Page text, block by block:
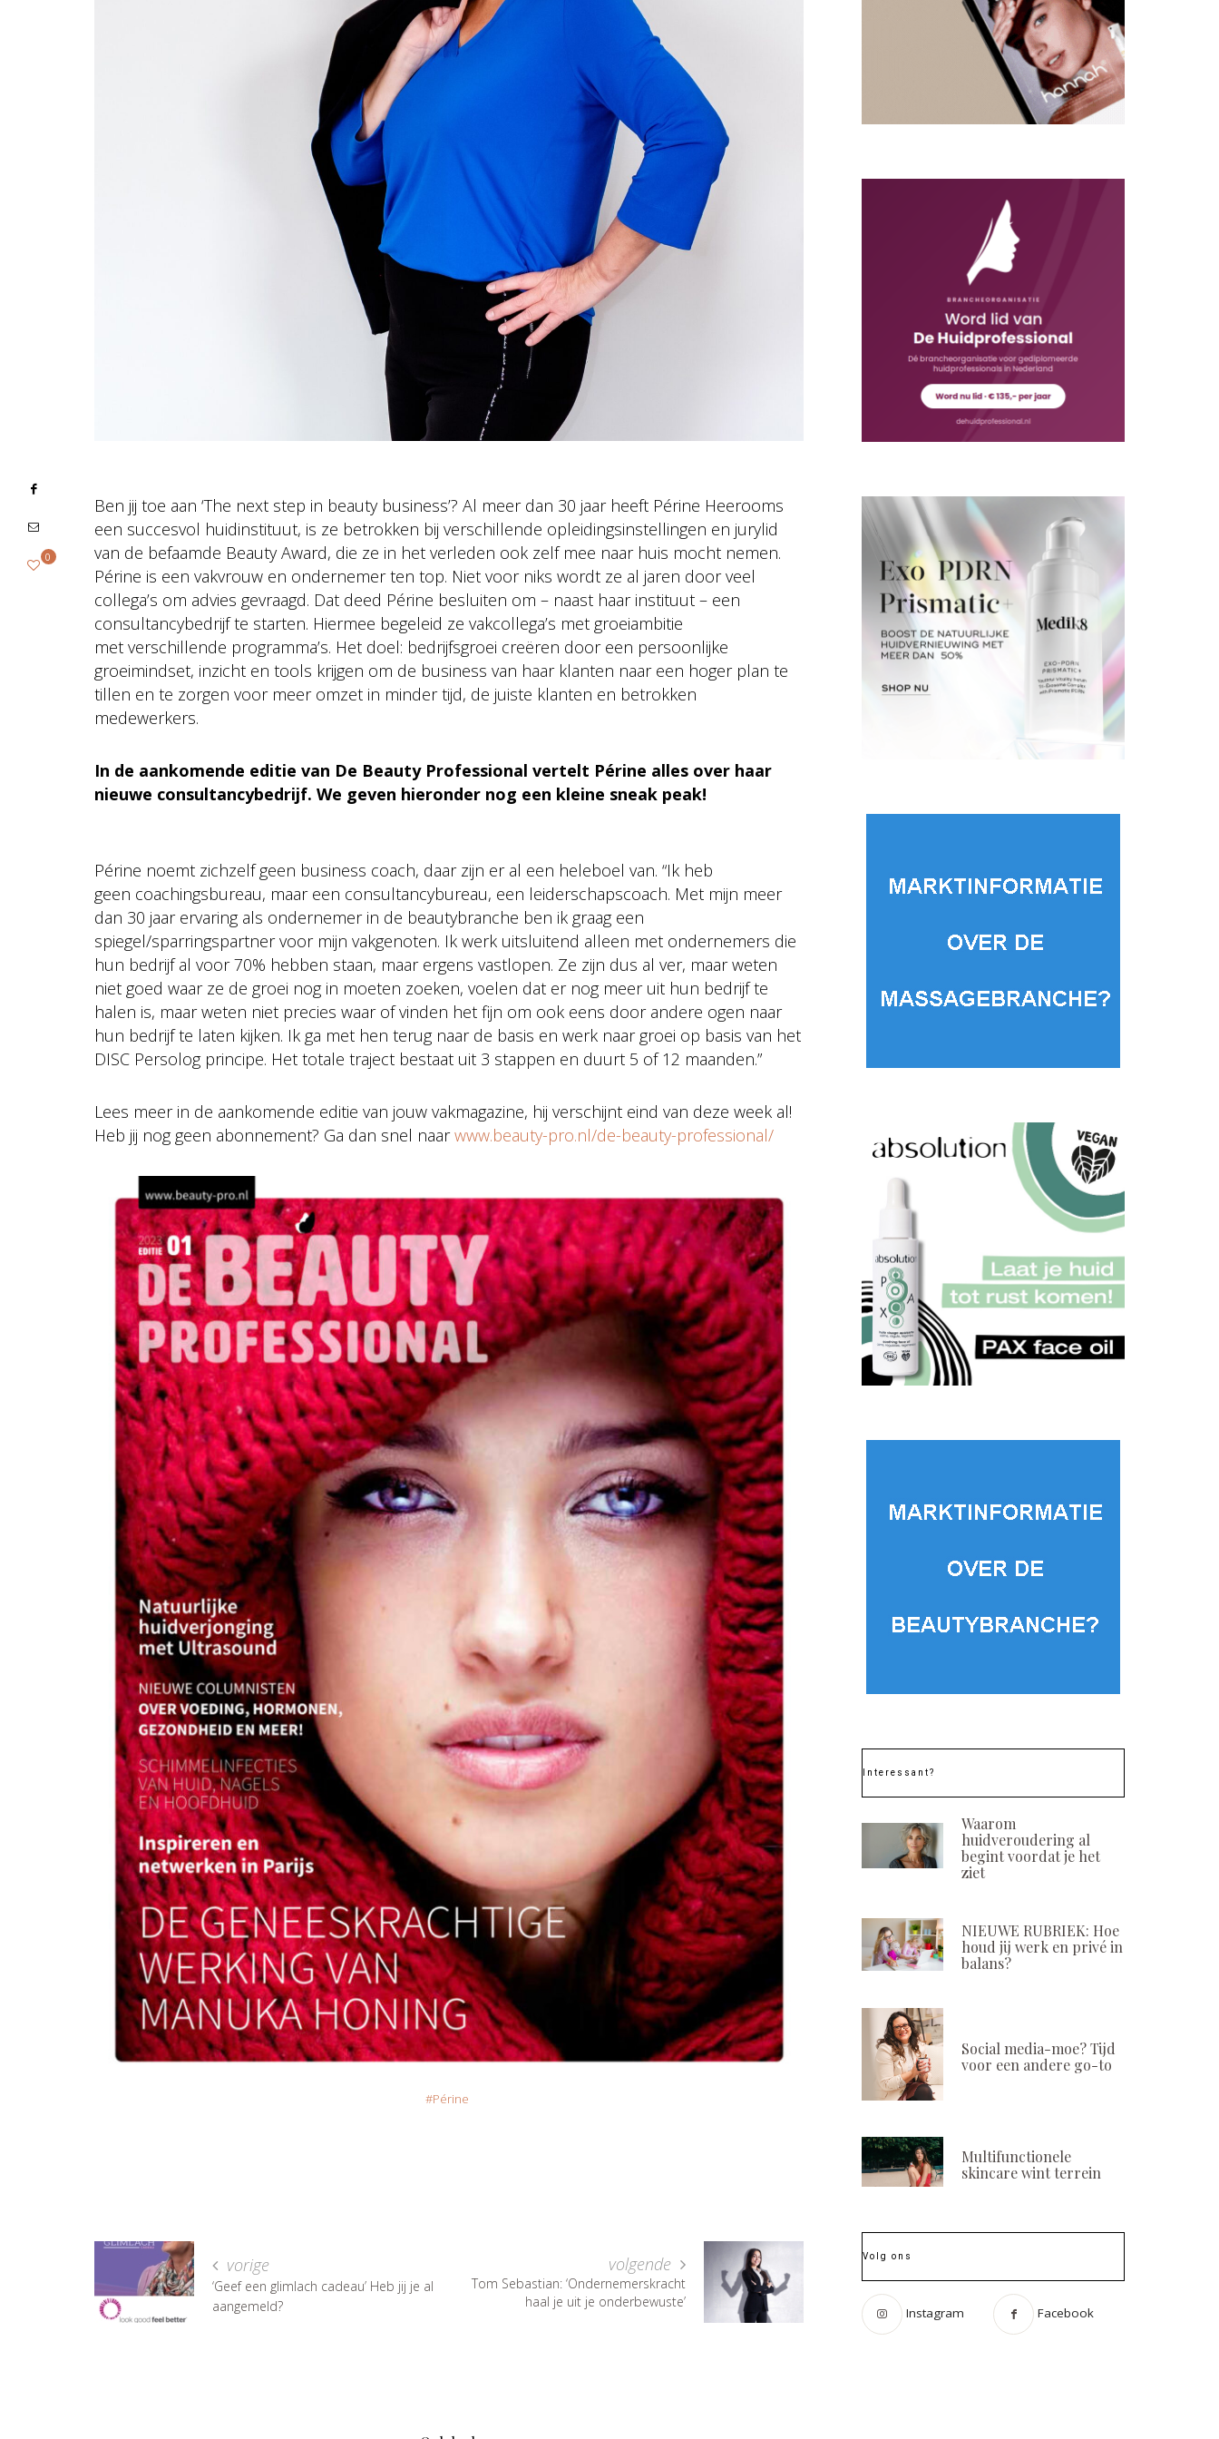
Ben jij toe aan ‘The next step in beauty business’? Al meer dan 30 jaar heeft Périne Heerooms
een succesvol huidinstituut, is ze betrokken bij verschillende opleidingsinstellingen en jurylid
van de befaamde Beauty Award, die ze in het verleden ook zelf mee naar huis mocht nemen.
Périne is een vakvrouw en ondernemer ten top. Niet voor niks wordt ze al jaren door veel
collega’s om advies gevraagd. Dat deed Périne besluiten om – naast haar instituut – een
consultancybedrijf te starten. Hiermee begeleid ze vakcollega’s met groeiambitie
met verschillende programma’s. Het doel: bedrijfsgroei creëren door een persoonlijke
groeimindset, inzicht en tools krijgen om de business van haar klanten naar een hoger plan te
tillen en te zorgen voor meer omzet in minder tijd, de juiste klanten en betrokken
medewerkers.
In de aankomende editie van De Beauty Professional vertelt Périne alles over haar
nieuwe consultancybedrijf. We geven hieronder nog een kleine sneak peak!
Périne noemt zichzelf geen business coach, daar zijn er al een heleboel van. “Ik heb
geen coachingsbureau, maar een consultancybureau, een leiderschapscoach. Met mijn meer
dan 30 jaar ervaring als ondernemer in de beautybranche ben ik graag een
spiegel/sparringspartner voor mijn vakgenoten. Ik werk uitsluitend alleen met ondernemers die
hun bedrijf al voor 70% hebben staan, maar ergens vastlopen. Ze zijn dus al ver, maar weten
niet goed waar ze de groei nog in moeten zoeken, voelen dat er nog meer uit hun bedrijf te
halen is, maar weten niet precies waar of vinden het fijn om ook eens door andere ogen naar
hun bedrijf te laten kijken. Ik ga met hen terug naar de basis en werk naar groei op basis van het
DISC Persolog principe. Het totale traject bestaat uit 3 stappen en duurt 5 of 12 maanden.”
Lees meer in de aankomende editie van jouw vakmagazine, hij verschijnt eind van deze week al!
Heb jij nog geen abonnement? Ga dan snel naarwww.beauty-pro.nl/de-beauty-professional/
0
Périne
vorige
‘Geef een glimlach cadeau’ Heb jij je al
aangemeld?
volgende
Tom Sebastian: ‘Ondernemerskracht
haal je uit je onderbewuste’
Interessant?
Waarom
huidveroudering al
begint voordat je het
ziet
NIEUWE RUBRIEK: Hoe
houd jij werk en privé in
balans?
Social media-moe? Tijd
voor een andere go-to
Multifunctionele
skincare wint terrein
Volg ons
Instagram Facebook